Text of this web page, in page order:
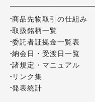
商品先物取引の仕組み
取扱銘柄一覧
委託者証拠金一覧表
納会日・受渡日一覧
諸規定・マニュアル
リンク集
発表統計